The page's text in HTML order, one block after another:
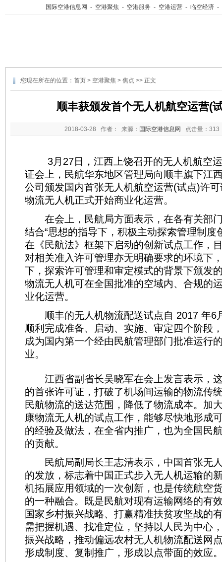
国际空港信息网 - 空港聚焦 - 空港服务 - 空港运营 - 临空经济 -
您现在所在的位置： 首页 > 空港聚焦 > 焦点 >> 正文
顺丰获颁发首个无人机航空运营(
2018-03-28 作者： 来源： 国际空港信息网 点击量：
3月27日，江西上饶召开的无人机航空运
证会上，民航华东地区管理局向顺丰旗下江
公司颁发国内首张无人机航空运营(试点)许
物流无人机正式开始商业化运营。
在会上，民航局方面表示，在各有关部门
结合“思想的指导下，积极主动探索管理制度
在《民航法》框架下启动的创新试点工作，
对相关准入许可管理亦无明确要求的环境下
下，探索许可管理和审定模式的背景下颁发
物流无人机可在全国批准的空域内、合规的
业化运营。
顺丰的无人机物流配送试点自 2017 年6
顺利完成准备、启动、实施、审定四个阶段
成为国内第一个经由民航管理部门批准运行
业。
江西省副省长吴晓军在会上发言表示，
的首张许可证，打破了机场间运输的物流传
民航物流的送达范围，降低了物流成本。加
康物流无人机的试点工作，能够尽快地形成
的经验及做法，在全省内推广，也为全国民
的贡献。
民航局副局长王志清表示，中国首张无
的发放，标志着中国正式步入无人机运输的
机拓展应用领域的一次创新，也是传统航空
的一种融合。既是民航对现有运输网络的有
国家乡村振兴战略、打赢精准扶贫攻坚战的
需把握机遇、找准定位，坚持以人民为中心
振兴战略，推动偏远农村无人机物流配送网
形成制度、复制推广，形成以点带面的效应